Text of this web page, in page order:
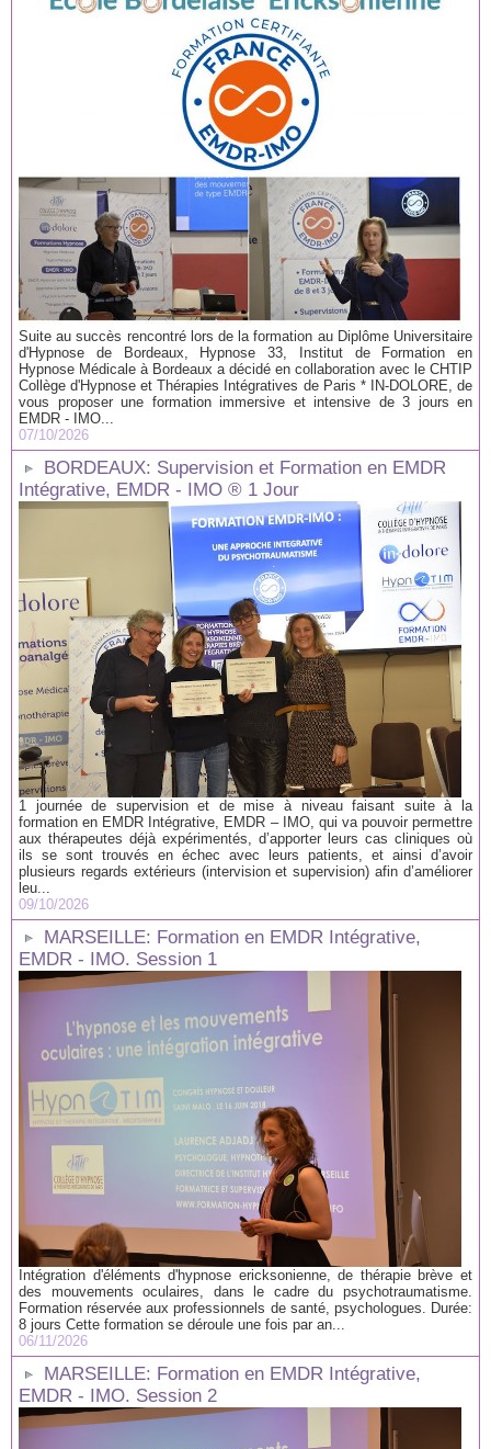
Suite au succès rencontré lors de la formation au Diplôme Universitaire
d'Hypnose de Bordeaux, Hypnose 33, Institut de Formation en
Hypnose Médicale à Bordeaux a décidé en collaboration avec le CHTIP
Collège d'Hypnose et Thérapies Intégratives de Paris * IN-DOLORE, de
vous proposer une formation immersive et intensive de 3 jours en
EMDR - IMO...
07/10/2026
BORDEAUX: Supervision et Formation en EMDR
Intégrative, EMDR - IMO ® 1 Jour
1 journée de supervision et de mise à niveau faisant suite à la
formation en EMDR Intégrative, EMDR – IMO, qui va pouvoir permettre
aux thérapeutes déjà expérimentés, d’apporter leurs cas cliniques où
ils se sont trouvés en échec avec leurs patients, et ainsi d’avoir
plusieurs regards extérieurs (intervision et supervision) afin d’améliorer
leu...
09/10/2026
MARSEILLE: Formation en EMDR Intégrative,
EMDR - IMO. Session 1
Intégration d'éléments d'hypnose ericksonienne, de thérapie brève et
des mouvements oculaires, dans le cadre du psychotraumatisme.
Formation réservée aux professionnels de santé, psychologues. Durée:
8 jours Cette formation se déroule une fois par an...
06/11/2026
MARSEILLE: Formation en EMDR Intégrative,
EMDR - IMO. Session 2